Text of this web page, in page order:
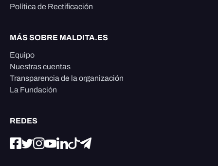
Política de Rectificación
MÁS SOBRE MALDITA.ES
Equipo
Nuestras cuentas
Transparencia de la organización
La Fundación
REDES